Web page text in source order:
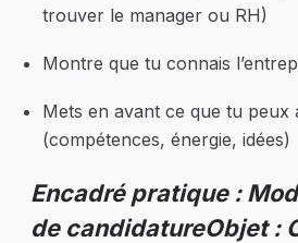
trouver le manager ou RH)
Montre que tu connais
Mets en avant ce que tu peux
(compétences, énergie, idées)
Encadré pratique :
de candidatureObjet :